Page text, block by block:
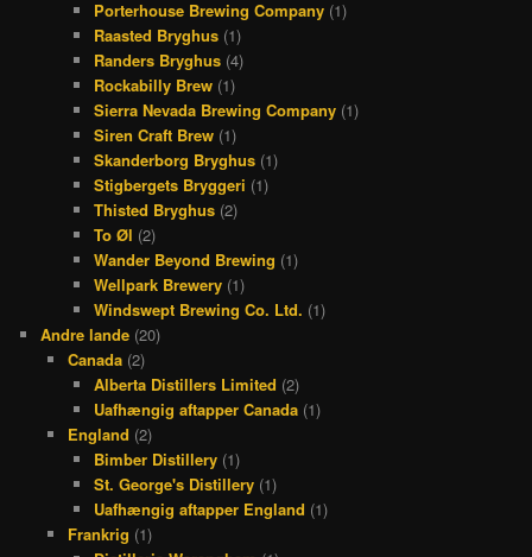
Porterhouse Brewing Company (1)
Raasted Bryghus (1)
Randers Bryghus (4)
Rockabilly Brew (1)
Sierra Nevada Brewing Company (1)
Siren Craft Brew (1)
Skanderborg Bryghus (1)
Stigbergets Bryggeri (1)
Thisted Bryghus (2)
To Øl (2)
Wander Beyond Brewing (1)
Wellpark Brewery (1)
Windswept Brewing Co. Ltd. (1)
Andre lande (20)
Canada(2)
Alberta Distillers Limited (2)
Uafhængig aftapper Canada (1)
England (2)
Bimber Distillery (1)
St. George's Distillery (1)
Uafhængig aftapper England (1)
Frankrig (1)